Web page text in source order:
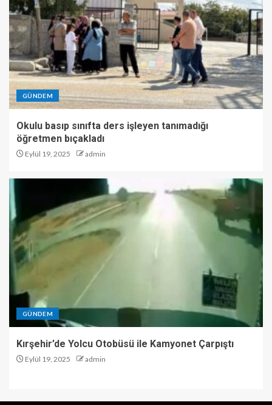
GÜNDEM
Okulu basıp sınıfta ders işleyen tanımadığı
öğretmen bıçakladı
Eylül 19, 2025 admin
GÜNDEM
Kırşehir’de Yolcu Otobüsü ile Kamyonet Çarpıştı
Eylül 19, 2025 admin